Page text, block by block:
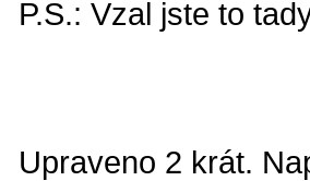
P.S.: Vzal jste to
Upraveno 2 krát.